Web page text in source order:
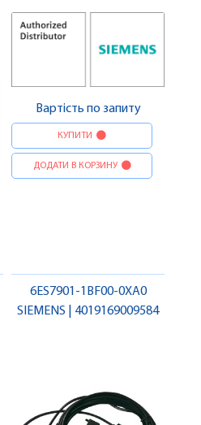
Вартість по запиту
КУПИТИ
ДОДАТИ В КОРЗИНУ
6ES7901-1BF00-0XA0
SIEMENS | 4019169009584